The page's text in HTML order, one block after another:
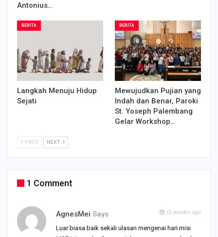
Antonius…
BERITA
Langkah Menuju Hidup
Sejati
BERITA
Mewujudkan Pujian yang
Indah dan Benar, Paroki
St. Yoseph Palembang
Gelar Workshop…
PREV NEXT
1 Comment
AgnesMei Says 10 months ago
Luar biasa baik sekali ulasan mengenai hari misi